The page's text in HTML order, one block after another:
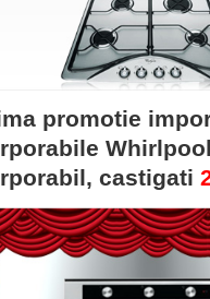
promotie
castigati